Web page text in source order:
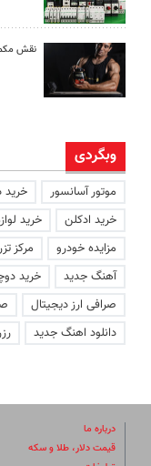
نقش
وبگردی
موتور آسانسور خرید
خرید ادکلن
خرید
مزایده خودرو
مرکز
آهنگ جدید
خرید
صرافی ارز دیجیتال
دانلود اهنگ جدید
درباره ما
قیمت دلار، طلا و سکه